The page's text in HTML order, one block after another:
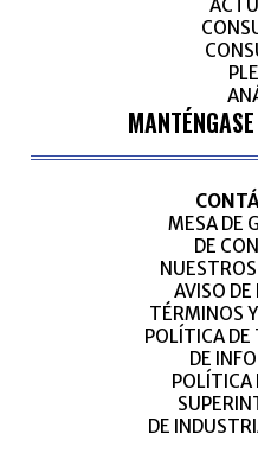
MESA DE
DE
AVISO DE
TÉRMINOS
POLÍTICA
DE
POLÍTICA
DE